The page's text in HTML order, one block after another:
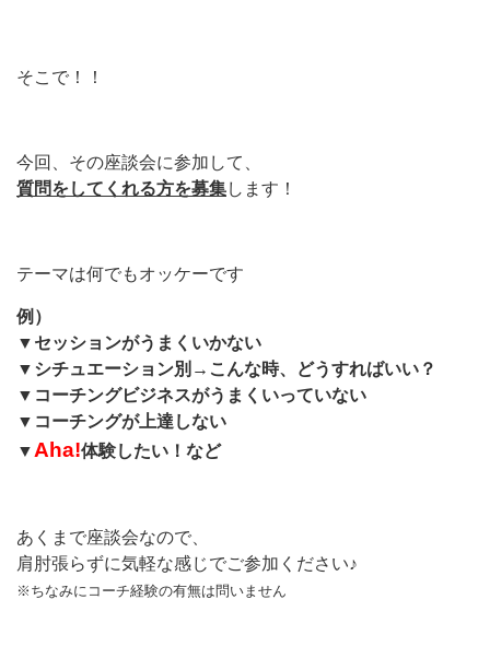
そこで！！
今回、その座談会に参加して、
質問をしてくれる方を募集します！
テーマは何でもオッケーです
例）
▼セッションがうまくいかない
▼シチュエーション別→こんな時、どうすればいい？
▼コーチングビジネスがうまくいっていない
▼コーチングが上達しない
▼Aha!体験したい！など
あくまで座談会なので、
肩肘張らずに気軽な感じでご参加ください♪
※ちなみにコーチ経験の有無は問いません